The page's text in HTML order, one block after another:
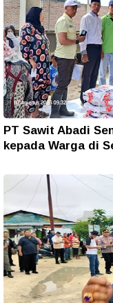
PT Sawit Abadi
kepada Warga di